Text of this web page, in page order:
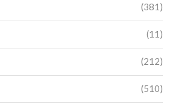
(381)
(11)
(212)
(510)